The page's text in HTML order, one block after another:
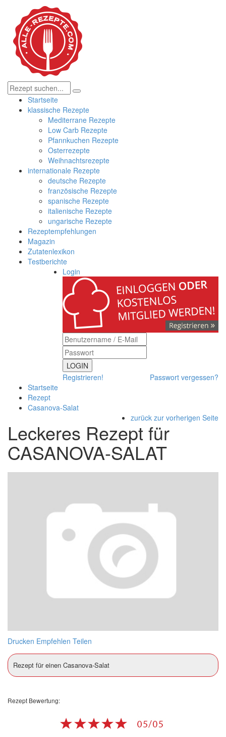
Startseite
klassische Rezepte
Mediterrane Rezepte
Low Carb Rezepte
Pfannkuchen Rezepte
Osterrezepte
Weihnachtsrezepte
internationale Rezepte
deutsche Rezepte
französische Rezepte
spanische Rezepte
italienische Rezepte
ungarische Rezepte
Rezeptempfehlungen
Magazin
Zutatenlexikon
Testberichte
Login
LOGIN
Registrieren!
Passwort vergessen?
Startseite
Rezept
Casanova-Salat
zurück zur vorherigen Seite
Leckeres Rezept für
CASANOVA-SALAT
Drucken Empfehlen Teilen
Rezept für einen Casanova-Salat
Rezept Bewertung: